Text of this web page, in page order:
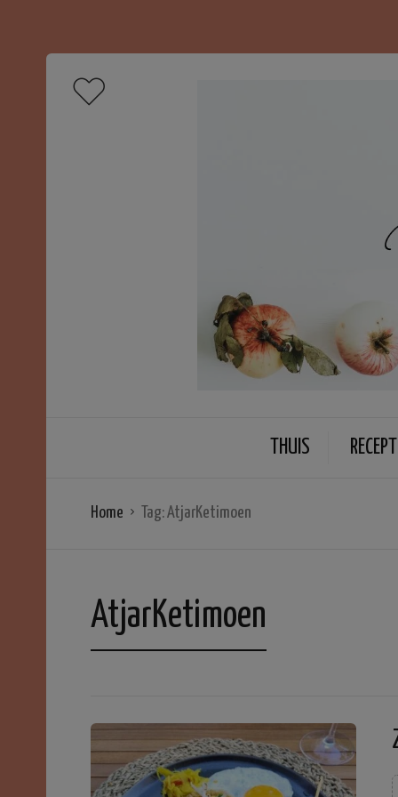
THUIS
Home Tag:AtjarKetimoen
AtjarKetimoen